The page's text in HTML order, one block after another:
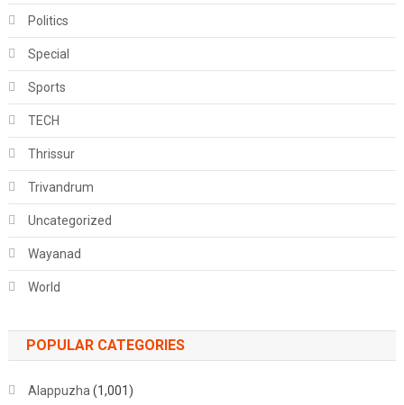
Politics
Special
Sports
TECH
Thrissur
Trivandrum
Uncategorized
Wayanad
World
POPULAR CATEGORIES
Alappuzha (1,001)